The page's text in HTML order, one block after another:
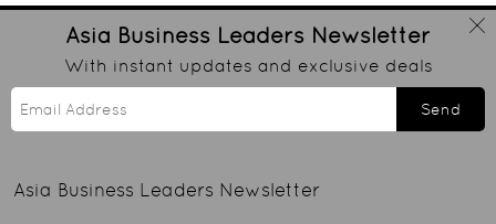
Asia Business Leaders Newsletter
With instant updates and exclusive deals
Send
Asia Business Leaders Newsletter